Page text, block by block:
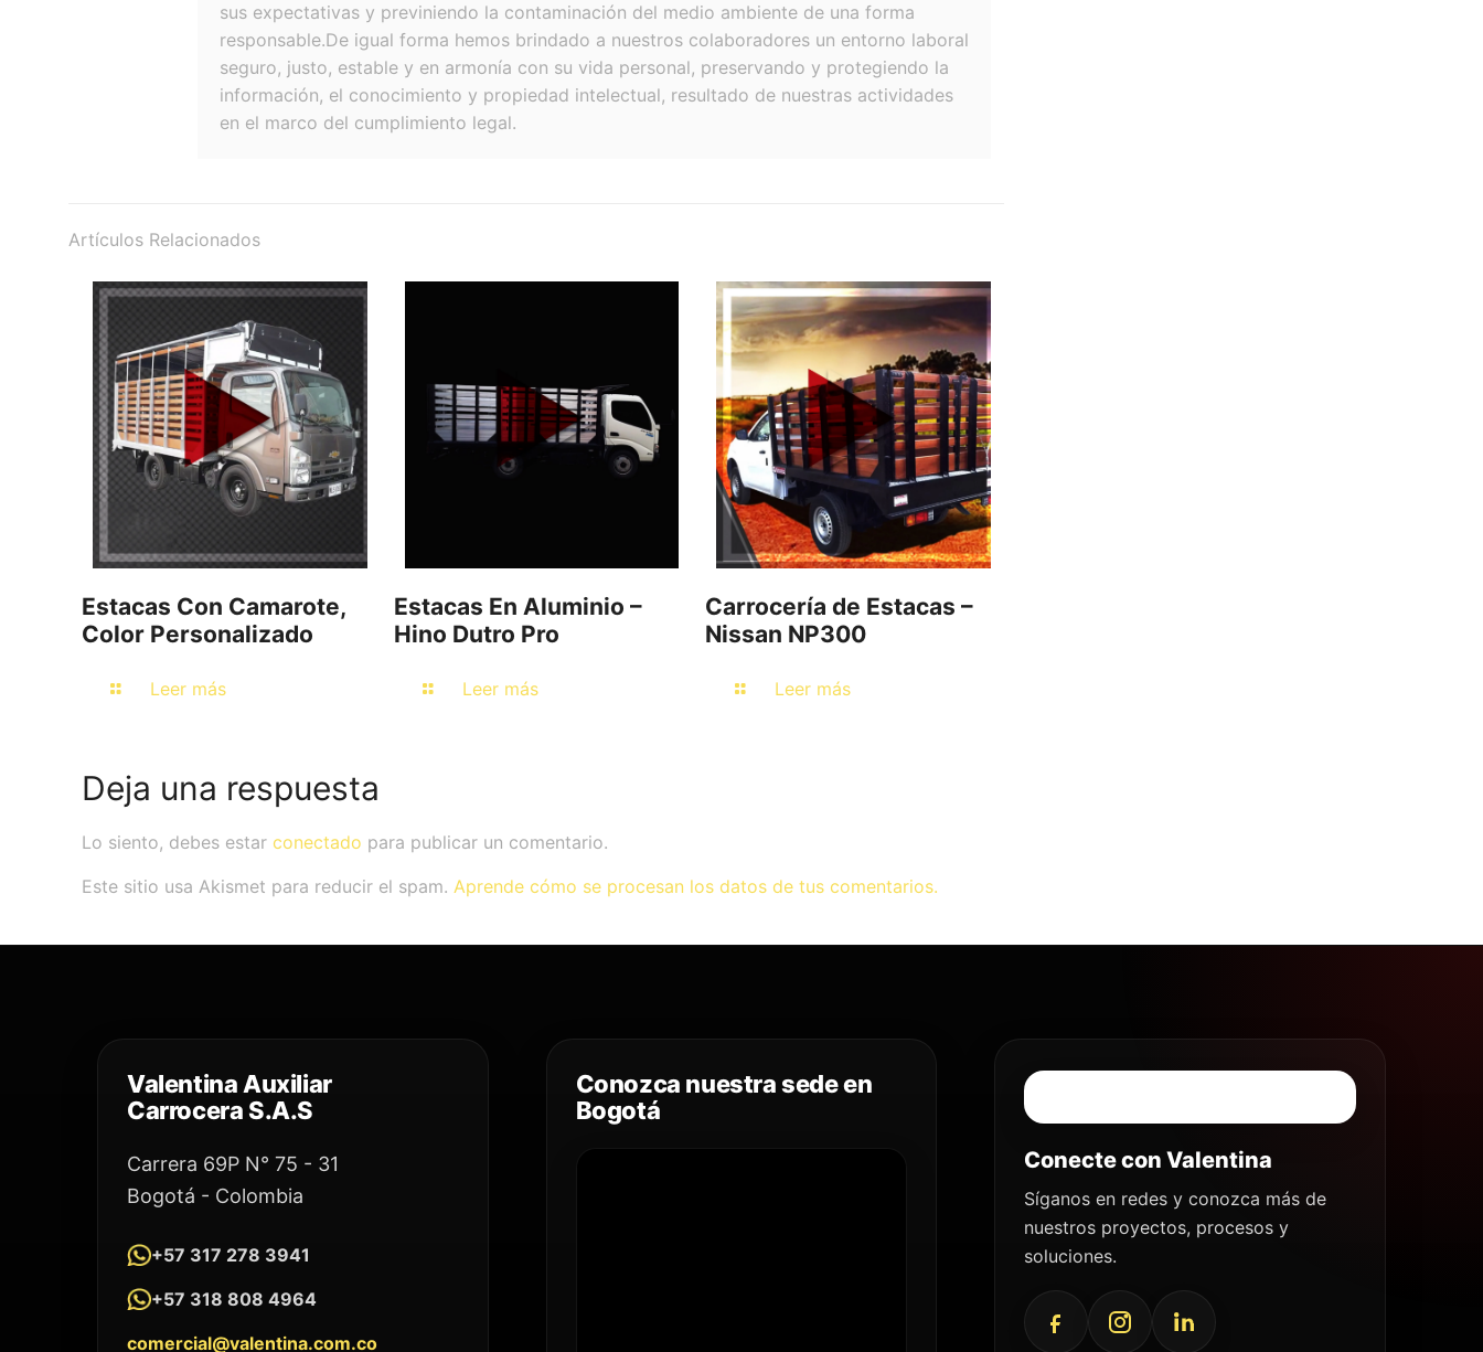
sus expectativas y previniendo la contaminación del medio ambiente de una forma
responsable.De igual forma hemos brindado a nuestros colaboradores un entorno laboral
seguro, justo, estable y en armonía con su vida personal, preservando y protegiendo la
información, el conocimiento y propiedad intelectual, resultado de nuestras actividades
en el marco del cumplimiento legal.
Artículos Relacionados
Estacas Con Camarote,
Color Personalizado
Leer más
Estacas En Aluminio –
Hino Dutro Pro
Leer más
Carrocería de Estacas –
Nissan NP300
Leer más
Deja una respuesta
Lo siento, debes estar conectado para publicar un comentario.
Este sitio usa Akismet para reducir el spam. Aprende cómo se procesan los datos de tus comentarios.
Valentina Auxiliar
Carrocera S.A.S
Carrera 69P N° 75 - 31
Bogotá - Colombia
+57 317 278 3941
+57 318 808 4964
comercial@valentina.com.co
Conozca nuestra sede en
Bogotá
Conecte con Valentina
Síganos en redes y conozca más de
nuestros proyectos, procesos y
soluciones.